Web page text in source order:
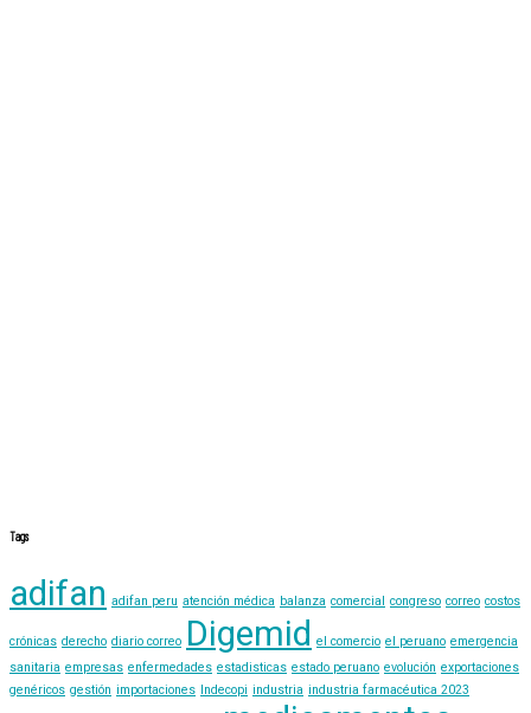
Tags
adifan adifan peru atención médica balanza comercial congreso correo costos
crónicas derecho diario correo Digemid el comercio el peruano emergencia
sanitaria empresas enfermedades estadisticas estado peruano evolución exportaciones
genéricos gestión importaciones Indecopi industria industria farmacéutica 2023